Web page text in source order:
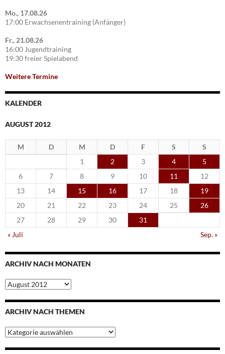
Mo., 17.08.26
17:00 Erwachsenentraining (Anfänger)
Fr., 21.08.26
16:00 Jugendtraining
19:30 freier Spielabend
Weitere Termine
KALENDER
AUGUST 2012
M D M D F S
S
1
2 3 4
5
6
7 8 9 10 11
12
13
14 15 16 17 18
19
20
21 22 23 24 25
26
27
28 29 30
31
« Juli
Sep. »
ARCHIV NACH MONATEN
Archiv
nach
Monaten
ARCHIV NACH THEMEN
Archiv
nach
Themen